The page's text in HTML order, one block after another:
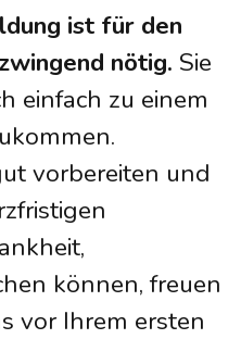
ist für den
nötig. Sie
einfach zu einem
vorbereiten und
können, freuen
vor Ihrem ersten